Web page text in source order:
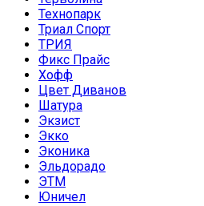
Технопарк
Триал Спорт
ТРИЯ
Фикс Прайс
Хофф
Цвет Диванов
Шатура
Экзист
Экко
Эконика
Эльдорадо
ЭТМ
Юничел